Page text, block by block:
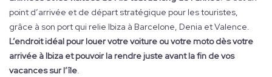
point d’arrivée et de départ stratégique pour les touristes,
grâce à son port qui relie Ibiza à Barcelone, Denia et Valence.
L’endroit idéal pour louer votre voiture ou votre moto dès votre
arrivée à Ibiza et pouvoir la rendre juste avant la fin de vos
vacances sur l’île.